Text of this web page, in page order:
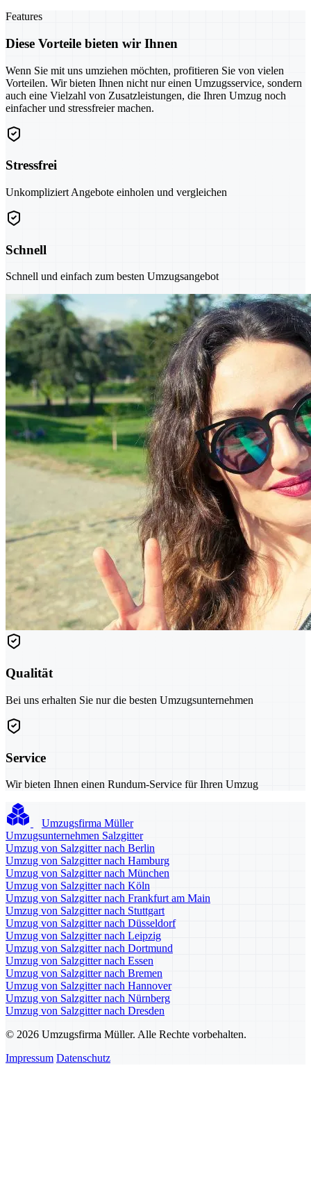
Features
Diese Vorteile bieten wir Ihnen
Wenn Sie mit uns umziehen möchten, profitieren Sie von vielen
Vorteilen. Wir bieten Ihnen nicht nur einen Umzugsservice, sondern
auch eine Vielzahl von Zusatzleistungen, die Ihren Umzug noch
einfacher und stressfreier machen.
Stressfrei
Unkompliziert Angebote einholen und vergleichen
Schnell
Schnell und einfach zum besten Umzugsangebot
Qualität
Bei uns erhalten Sie nur die besten Umzugsunternehmen
Service
Wir bieten Ihnen einen Rundum-Service für Ihren Umzug
Umzugsfirma Müller
Umzugsunternehmen Salzgitter
Umzug von Salzgitter nach Berlin
Umzug von Salzgitter nach Hamburg
Umzug von Salzgitter nach München
Umzug von Salzgitter nach Köln
Umzug von Salzgitter nach Frankfurt am Main
Umzug von Salzgitter nach Stuttgart
Umzug von Salzgitter nach Düsseldorf
Umzug von Salzgitter nach Leipzig
Umzug von Salzgitter nach Dortmund
Umzug von Salzgitter nach Essen
Umzug von Salzgitter nach Bremen
Umzug von Salzgitter nach Hannover
Umzug von Salzgitter nach Nürnberg
Umzug von Salzgitter nach Dresden
© 2026 Umzugsfirma Müller. Alle Rechte vorbehalten.
Impressum Datenschutz